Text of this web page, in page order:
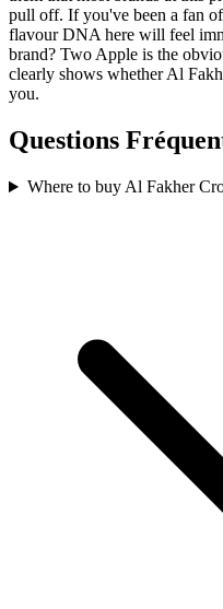
pull off. If you've been a fan
flavour DNA here will feel
brand? Two Apple is the
clearly shows whether Al
you.
Questions
Where to buy Al Fakher